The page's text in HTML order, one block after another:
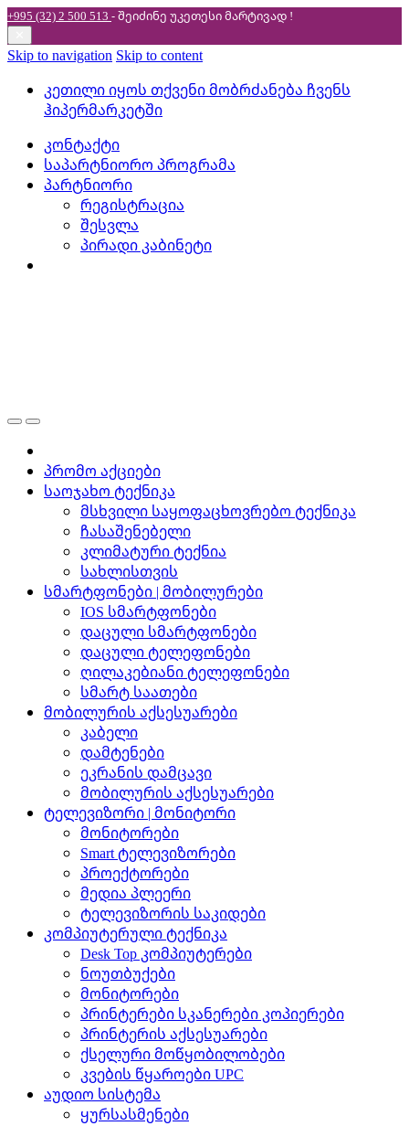
+995 (32) 2 500 513 - შეიძინე უკეთესიმარტივად !
Skip to navigation Skip to content
კეთილი იყოს თქვენი მობრძანება ჩვენს
ჰიპერმარკეტში
კონტაქტი
საპარტნიორო პროგრამა
პარტნიორი
რეგისტრაცია
შესვლა
პირადი კაბინეტი
პრომო აქციები
საოჯახო ტექნიკა
მსხვილი საყოფაცხოვრებო ტექნიკა
ჩასაშენებელი
კლიმატური ტექნია
სახლისთვის
სმარტფონები | მობილურები
IOS სმარტფონები
დაცული სმარტფონები
დაცული ტელეფონები
ღილაკებიანი ტელეფონები
სმარტ საათები
მობილურის აქსესუარები
კაბელი
დამტენები
ეკრანის დამცავი
მობილურის აქსესუარები
ტელევიზორი | მონიტორი
მონიტორები
Smart ტელევიზორები
პროექტორები
მედია პლეერი
ტელევიზორის საკიდები
კომპიუტერული ტექნიკა
Desk Top კომპიუტერები
ნოუთბუქები
მონიტორები
პრინტერები სკანერები კოპიერები
პრინტერის აქსესუარები
ქსელური მოწყობილობები
კვების წყაროები UPC
აუდიო სისტემა
ყურსასმენები